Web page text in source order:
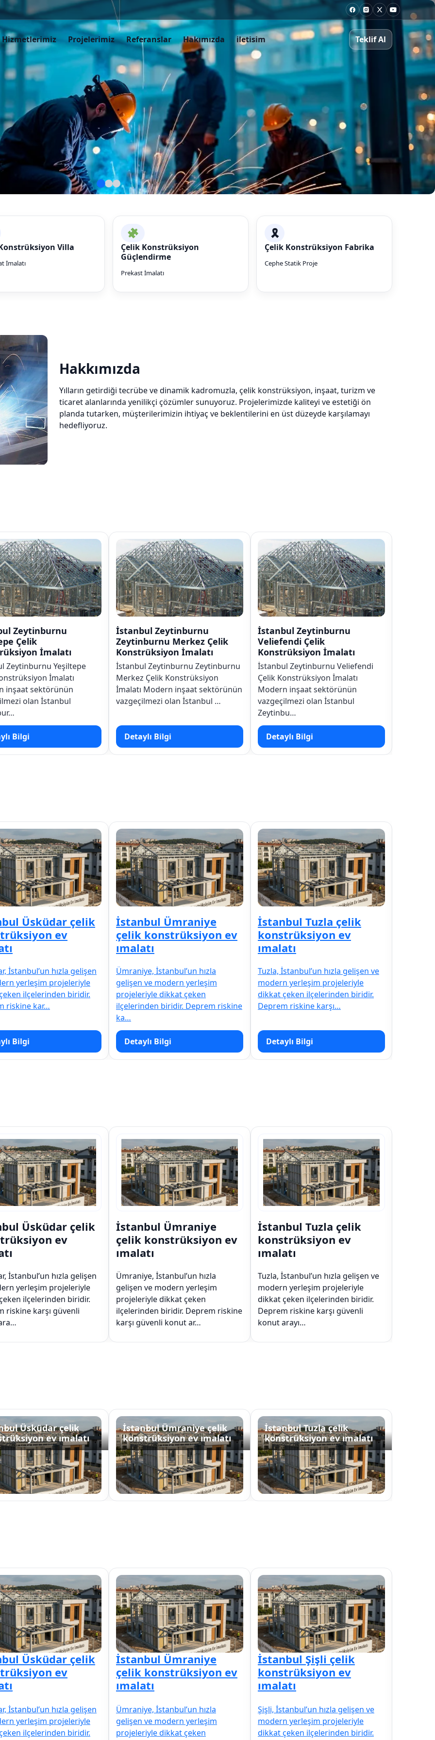
Facebook
Instagram
X Youtube
Hizmetlerimiz Projelerimiz Referanslar Hakımızda iletisim Teklif Al
Villa
İmalatı
Çelik Konstrüksiyon
Güçlendirme
Prekast İmalatı
🎗
Çelik Konstrüksiyon Fabrika
Cephe Statik Proje
Hakkımızda
Yılların getirdiği tecrübe ve dinamik kadromuzla, çelik konstrüksiyon, inşaat, turizm ve
ticaret alanlarında yenilikçi çözümler sunuyoruz. Projelerimizde kaliteyi ve estetiği ön
planda tutarken, müşterilerimizin ihtiyaç ve beklentilerini en üst düzeyde karşılamayı
hedefliyoruz.
İstanbul Zeytinburnu
Zeytinburnu Merkez Çelik
Konstrüksiyon İmalatı
İstanbul Zeytinburnu Zeytinburnu
Merkez Çelik Konstrüksiyon
İmalatı Modern inşaat sektörünün
vazgeçilmezi olan İstanbul …
Detaylı Bilgi
İstanbul Zeytinburnu
Veliefendi Çelik
Konstrüksiyon İmalatı
İstanbul Zeytinburnu Veliefendi
Çelik Konstrüksiyon İmalatı
Modern inşaat sektörünün
vazgeçilmezi olan İstanbul
Detaylı Bilgi
İstanbul Zeytinburnu Sümer
Çelik Konstrüksiyon İmalatı
İstanbul Zeytinburnu Sümer Çelik
Konstrüksiyon İmalatı Modern
inşaat sektörünün vazgeçilmezi
olan İstanbul Zeytinburnu S…
Detaylı Bilgi
Üsküdar çelik
ev
İstanbul’un hızla gelişen
yerleşim projeleriyle
ilçelerinden biridir.
riskine kar…
Bilgi
İstanbul Ümraniye
çelik konstrüksiyon ev
ımalatı
Ümraniye, İstanbul’un hızla
gelişen ve modern yerleşim
projeleriyle dikkat çeken
ilçelerinden biridir. Deprem riskine
ka…
Detaylı Bilgi
İstanbul Tuzla çelik
konstrüksiyon ev
ımalatı
Tuzla, İstanbul’un hızla gelişen ve
modern yerleşim projeleriyle
dikkat çeken ilçelerinden biridir.
Deprem riskine karşı…
Detaylı Bilgi
Üsküdar çelik
ev
İstanbul’un hızla gelişen
yerleşim projeleriyle
ilçelerinden biridir.
riskine karşı güvenli
İstanbul Ümraniye
çelik konstrüksiyon ev
ımalatı
Ümraniye, İstanbul’un hızla
gelişen ve modern yerleşim
projeleriyle dikkat çeken
ilçelerinden biridir. Deprem riskine
karşı güvenli konut ar…
İstanbul Tuzla çelik
konstrüksiyon ev
ımalatı
Tuzla, İstanbul’un hızla gelişen ve
modern yerleşim projeleriyle
dikkat çeken ilçelerinden biridir.
Deprem riskine karşı güvenli
konut arayı…
Üsküdar çelik
ev ımalatı
İstanbul Ümraniye çelik
konstrüksiyon ev ımalatı
İstanbul Tuzla çelik
konstrüksiyon ev ımalatı
Üsküdar çelik
ev
İstanbul’un hızla gelişen
yerleşim projeleriyle
ilçelerinden biridir.
İstanbul Ümraniye
çelik konstrüksiyon ev
ımalatı
Ümraniye, İstanbul’un hızla
gelişen ve modern yerleşim
projeleriyle dikkat çeken
İstanbul Şişli çelik
konstrüksiyon ev
ımalatı
Şişli, İstanbul’un hızla gelişen ve
modern yerleşim projeleriyle
dikkat çeken ilçelerinden biridir.